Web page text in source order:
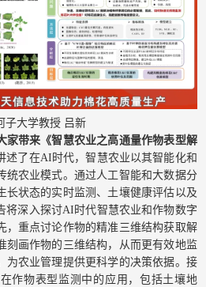
子大学教授 吕新
家带来《智慧农业之高通量作物表型解
述了在AI时代，智慧农业以其智能化和
统农业模式。通过人工智能和大数据分
长状态的实时监测、土壤健康评估以及
将深入探讨AI时代智慧农业和作物数字
，重点讨论作物的精准三维结构获取解
刻画作物的三维结构，从而更有效地监
为农业管理提供更科学的决策依据。接
作物表型监测中的应用，包括土壤地